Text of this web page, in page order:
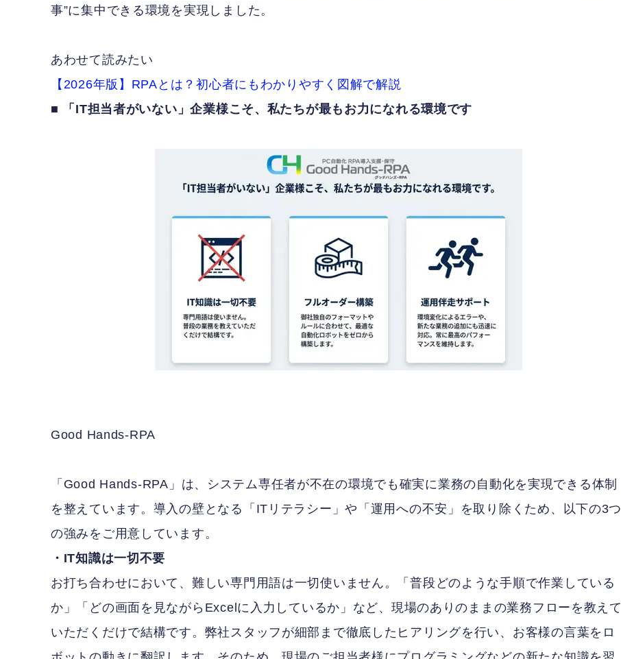
事”に集中できる環境を実現しました。
あわせて読みたい
【2026年版】RPAとは？初心者にもわかりやすく図解で解説
■ 「IT担当者がいない」企業様こそ、私たちが最もお力になれる環境です
Good Hands-RPA
「Good Hands-RPA」は、システム専任者が不在の環境でも確実に業務の自動化を実現できる体制
を整えています。導入の壁となる「ITリテラシー」や「運用への不安」を取り除くため、以下の3つ
の強みをご用意しています。
・IT知識は一切不要
お打ち合わせにおいて、難しい専門用語は一切使いません。「普段どのような手順で作業している
か」「どの画面を見ながらExcelに入力しているか」など、現場のありのままの業務フローを教えて
いただくだけで結構です。弊社スタッフが細部まで徹底したヒアリングを行い、お客様の言葉をロ